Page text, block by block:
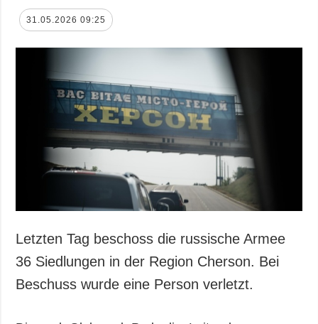
31.05.2026 09:25
Letzten Tag beschoss die russische Armee
36 Siedlungen in der Region Cherson. Bei
Beschuss wurde eine Person verletzt.